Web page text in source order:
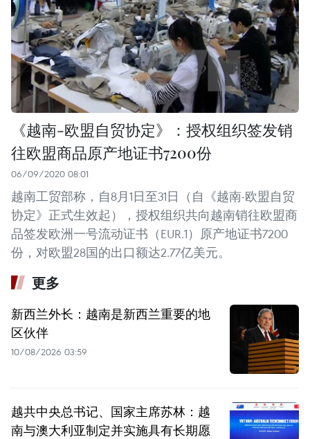
《越南-欧盟自贸协定》：授权组织签发销
往欧盟商品原产地证书7200份
06/09/2020 08:01
越南工贸部称，自8月1日至31日（自《越南-欧盟自贸
协定》正式生效起），授权组织共向越南销往欧盟商
品签发欧洲一号流动证书（EUR.1）原产地证书7200
份，对欧盟28国的出口额达2.77亿美元。
更多
新西兰外长：越南是新西兰重要的地
区伙伴
10/08/2026 03:59
越共中央总书记、国家主席苏林：越
南与澳大利亚制定并实施具有长期愿